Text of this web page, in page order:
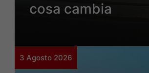
cosa cambia
3 Agosto 2026